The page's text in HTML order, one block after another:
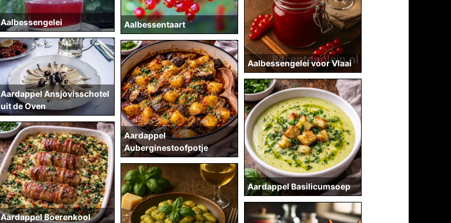
Aalbessengelei
Aalbessengelei voor Vlaai
Aalbessentaart
Aardappel Ansjovisschotel
uit de Oven
Aardappel
Auberginestoofpotje
Aardappel Basilicumsoep
Aardappel Boerenkool